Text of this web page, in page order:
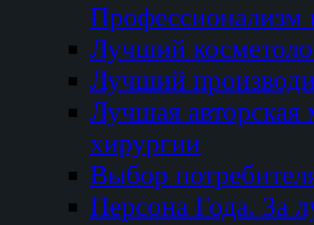
Профессионализм
Лучший
Лучший
Лучшая авторская
хирургии
Выбор
Персона Года. За